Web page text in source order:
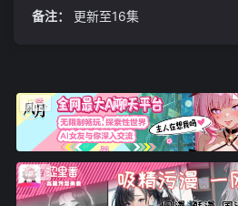
备注：
更新至16集